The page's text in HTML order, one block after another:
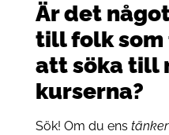
Är det
till folk som
att söka till
kurserna?
Sök! Om du ens tänker